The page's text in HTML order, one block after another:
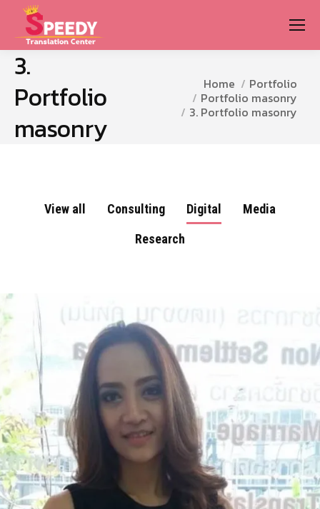
3.
Portfolio
masonry
Home
Portfolio
Portfolio masonry
3. Portfolio masonry
View all Consulting Digital
Media
Research